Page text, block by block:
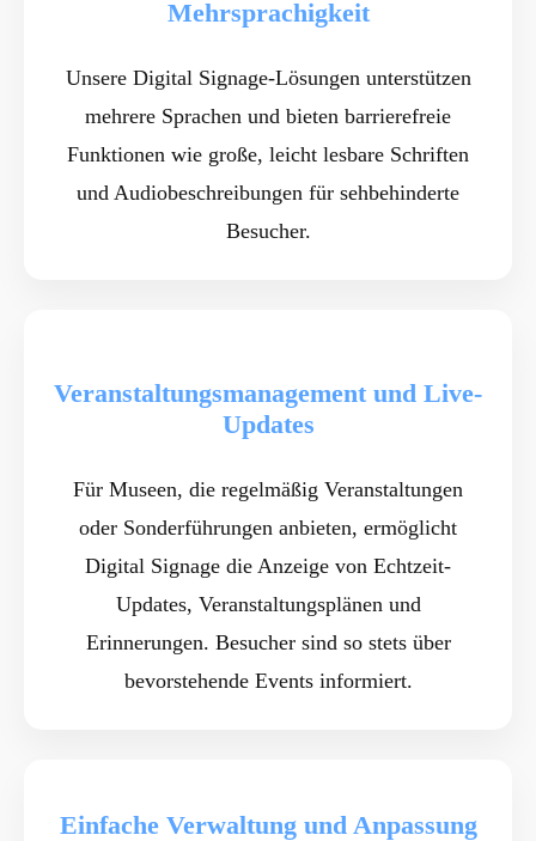
Mehrsprachigkeit
Unsere Digital Signage-Lösungen unterstützen
mehrere Sprachen und bieten barrierefreie
Funktionen wie große, leicht lesbare Schriften
und Audiobeschreibungen für sehbehinderte
Besucher.
Veranstaltungsmanagement und Live-
Updates
Für Museen, die regelmäßig Veranstaltungen
oder Sonderführungen anbieten, ermöglicht
Digital Signage die Anzeige von Echtzeit-
Updates, Veranstaltungsplänen und
Erinnerungen. Besucher sind so stets über
bevorstehende Events informiert.
Einfache Verwaltung und Anpassung